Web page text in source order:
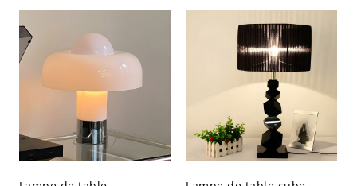
chevet - Gris Fumé 20,32
cm 110 V-120 V
réglable - Noir Noir 110 V-